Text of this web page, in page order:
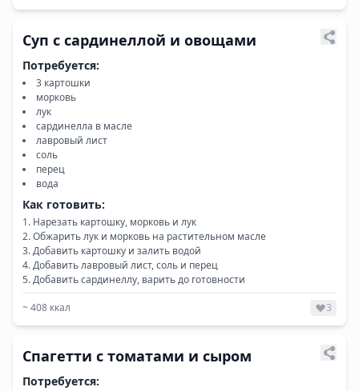
Суп с сардинеллой и овощами
Потребуется:
3 картошки
морковь
лук
сардинелла в масле
лавровый лист
соль
перец
вода
Как готовить:
Нарезать картошку, морковь и лук
Обжарить лук и морковь на растительном масле
Добавить картошку и залить водой
Добавить лавровый лист, соль и перец
Добавить сардинеллу, варить до готовности
~408 ккал 3
Спагетти с томатами и сыром
Потребуется: